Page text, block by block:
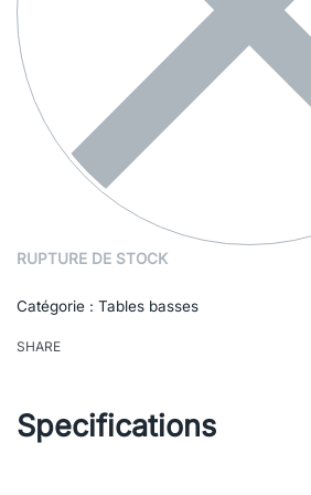
RUPTURE DE STOCK
Catégorie : Tables basses
SHARE
Specifications